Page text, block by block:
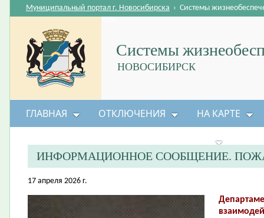
Системы
НОВОСИБИРСК
Муниципальный портал г. Новосибирска › Системы
ГЛАВНАЯ ОТКЛЮЧЕНИЯ НА КАРТЕ
ИНФОРМАЦИОННОЕ СООБЩЕНИЕ.
17 апреля 2026 г.